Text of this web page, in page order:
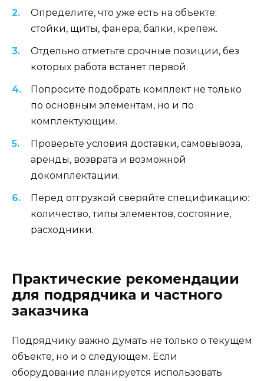
Определите, что уже есть на объекте:
стойки, щиты, фанера, балки, крепёж.
Отдельно отметьте срочные позиции, без
которых работа встанет первой.
Попросите подобрать комплект не только
по основным элементам, но и по
комплектующим.
Проверьте условия доставки, самовывоза,
аренды, возврата и возможной
докомплектации.
Перед отгрузкой сверяйте спецификацию:
количество, типы элементов, состояние,
расходники.
Практические рекомендации
для подрядчика и частного
заказчика
Подрядчику важно думать не только о текущем
объекте, но и о следующем. Если
оборудование планируется использовать